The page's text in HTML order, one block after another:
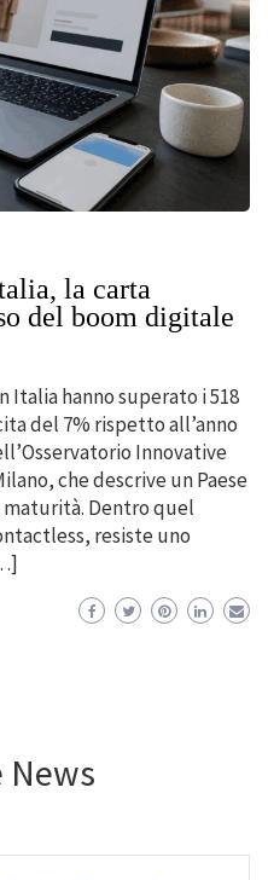
la carta
del boom digitale
Italia hanno superato i 518
del 7% rispetto all’anno
Innovative
che descrive un Paese
Dentro quel
resiste uno